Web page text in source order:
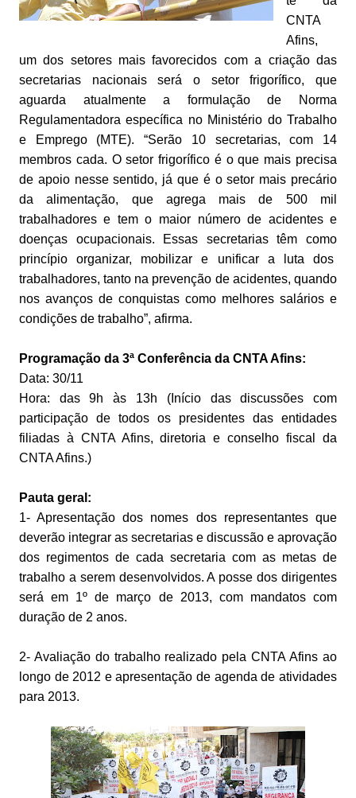
CNTA
Afins,
um dos setores mais favorecidos com a criação das
secretarias nacionais será o setor frigorífico, que
aguarda atualmente a formulação de Norma
Regulamentadora específica no Ministério do Trabalho
e Emprego (MTE). “Serão 10 secretarias, com 14
membros cada. O setor frigorífico é o que mais precisa
de apoio nesse sentido, já que é o setor mais precário
da alimentação, que agrega mais de 500 mil
trabalhadores e tem o maior número de acidentes e
doenças ocupacionais. Essas secretarias têm como
princípio organizar, mobilizar e unificar a luta dos
trabalhadores, tanto na prevenção de acidentes, quando
nos avanços de conquistas como melhores salários e
condições de trabalho”, afirma.
Programação da 3ª Conferência da CNTA Afins:
Data: 30/11
Hora: das 9h às 13h (Início das discussões com
participação de todos os presidentes das entidades
filiadas à CNTA Afins, diretoria e conselho fiscal da
CNTA Afins.)
Pauta geral:
1- Apresentação dos nomes dos representantes que
deverão integrar as secretarias e discussão e aprovação
dos regimentos de cada secretaria com as metas de
trabalho a serem desenvolvidos. A posse dos dirigentes
será em 1º de março de 2013, com mandatos com
duração de 2 anos.
2- Avaliação do trabalho realizado pela CNTA Afins ao
longo de 2012 e apresentação de agenda de atividades
para 2013.